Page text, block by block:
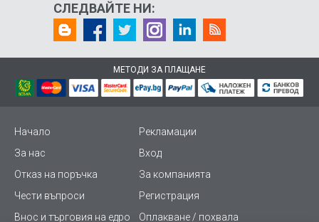
СЛЕДВАЙТЕ НИ:
МЕТОДИ ЗА ПЛАЩАНЕ
Начало
Рекламации
За нас
Вход
Отказ на поръчка
За компанията
Чести въпроси
Регистрация
Внос и търговия на едро
Оплакване / похвала